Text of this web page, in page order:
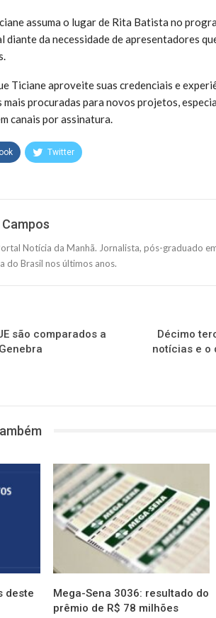
assuma o lugar de Rita Batista no
da necessidade de apresentadores
Ticiane aproveite suas credenciais e
procuradas para novos projetos,
canais por assinatura.
Twitter
Notícia da Manhã. Jornalista, pós-graduado
do Brasil nos últimos anos.
são comparados a
Décimo
notícias e o
deste
NOTÍCIAS
Mega-Sena 3036: resultado do
prêmio de R$ 78 milhões